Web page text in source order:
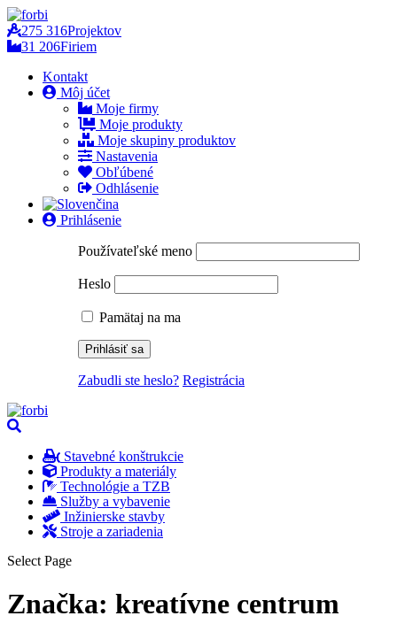
275 316Projektov
31 206Firiem
Kontakt
Môj účet
Moje firmy
Moje produkty
Moje skupiny produktov
Nastavenia
Obľúbené
Odhlásenie
Prihlásenie
Používateľské meno
Heslo
Pamätaj na ma
Zabudli ste heslo? Registrácia
Stavebné konštrukcie
Produkty a materiály
Technológie a TZB
Služby a vybavenie
Inžinierske stavby
Stroje a zariadenia
Select Page
Značka: kreatívne centrum